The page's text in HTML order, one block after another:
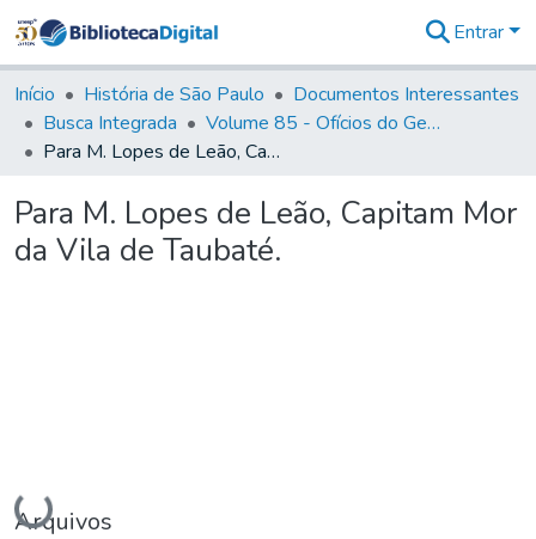
&
Coleções
Tudo na
Biblioteca
Estatísticas
Entrar
Início História de São Paulo
Documentos Interessantes
Busca Integrada
Volume 85 - Ofícios do General Francisco da Cunha Menezes (Governador da Capitania): 1782- 1786
Para M. Lopes de Leão, Capitam Mor da Vila de Taubaté.
Para M. Lopes de Leão, Capitam Mor
da Vila de Taubaté.
Carregando...
Arquivos